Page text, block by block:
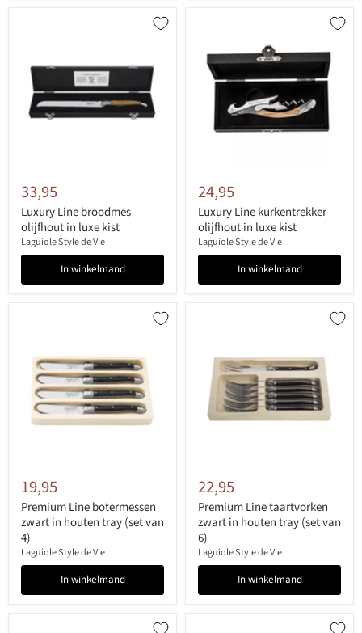
33,95
Luxury Line broodmes
olijfhout in luxe kist
Laguiole Style de Vie
In winkelmand
24,95
Luxury Line kurkentrekker
olijfhout in luxe kist
Laguiole Style de Vie
In winkelmand
19,95
Premium Line botermessen
zwart in houten tray (set van
4)
Laguiole Style de Vie
In winkelmand
22,95
Premium Line taartvorken
zwart in houten tray (set van
6)
Laguiole Style de Vie
In winkelmand